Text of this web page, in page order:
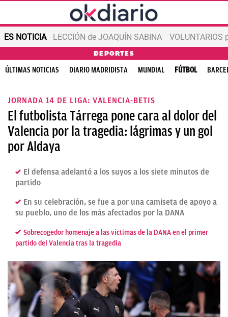
ES NOTICIA LECCIÓN de JOAQUÍN SABINA VOLUNTARIOS
DEPORTES
ÚLTIMAS NOTICIAS DIARIO MADRIDISTA MUNDIAL FÚTBOL
JORNADA 14 DE LIGA: VALENCIA-BETIS
El futbolista Tárrega pone cara al dolor del
Valencia por la tragedia: lágrimas y un gol
por Aldaya
El defensa adelantó a los suyos a los siete minutos de
partido
En su celebración, se fue a por una camiseta de apoyo a
su pueblo, uno de los más afectados por la DANA
Sobrecogedor homenaje a las víctimas de la DANA en el primer
partido del Valencia tras la tragedia